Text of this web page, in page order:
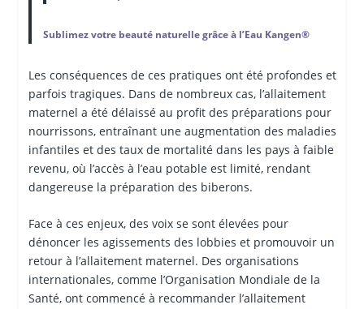
Sublimez votre beauté naturelle grâce à l’Eau Kangen®
Les conséquences de ces pratiques ont été profondes et
parfois tragiques. Dans de nombreux cas, l’allaitement
maternel a été délaissé au profit des préparations pour
nourrissons, entraînant une augmentation des maladies
infantiles et des taux de mortalité dans les pays à faible
revenu, où l’accès à l’eau potable est limité, rendant
dangereuse la préparation des biberons.
Face à ces enjeux, des voix se sont élevées pour
dénoncer les agissements des lobbies et promouvoir un
retour à l’allaitement maternel. Des organisations
internationales, comme l’Organisation Mondiale de la
Santé, ont commencé à recommander l’allaitement